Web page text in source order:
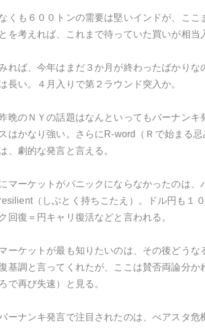
くも６００トンの需要は堅いインドが、こ
を考えれば、これまで待っていた買いが相当
れば、今年はまだ３か月が終わったばかり
長い。４月入りで第２ラウンド突入か。
晩のＮＹの話題はなんといってもバーナン
はかなり強い。さらにR-word（Ｒで始まる
、劇的な発言と言える。
マーケットがパニックにならなかったのは
（しぶとく持ちこたえ）。ドル円も１
回復＝円キャリ復活などと言われる。
ーケットが最も知りたいのは、その後どう
基調と言ってくれたが、ここは賛否両論分
で再び失速）と見る。
ーナンキ発言で注目されたのは、べアスタ